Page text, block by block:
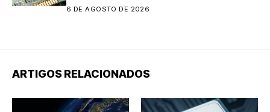
6 DE AGOSTO DE 2026
ARTIGOS RELACIONADOS